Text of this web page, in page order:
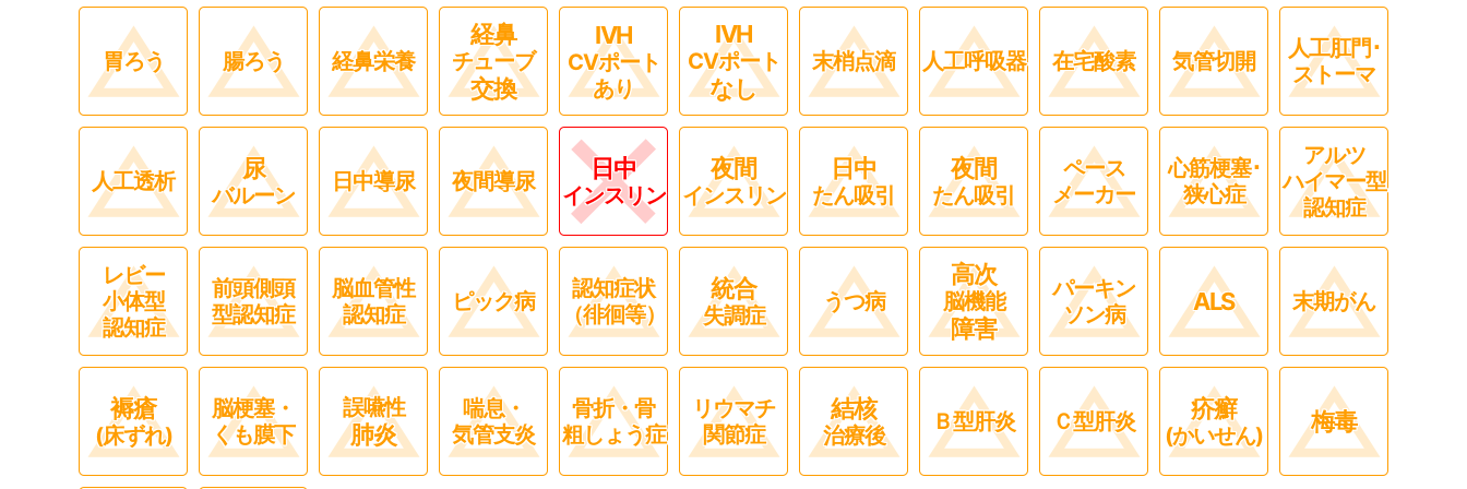
胃ろう 腸ろう 経鼻栄養
経鼻
チューブ
交換
IVH
CVポート
あり
IVH
CVポート
なし
末梢点滴 人工呼吸器 在宅酸素 気管切開
人工肛門･
ストーマ
人工透析 尿
バルーン
日中導尿 夜間導尿 日中
インスリン
夜間
インスリン
日中
たん吸引
夜間
たん吸引
ペース
メーカー
心筋梗塞･
狭心症
アルツ
ハイマー型
認知症
レビー
小体型
認知症
前頭側頭
型認知症
脳血管性
認知症
ピック病
認知症状
（徘徊等）
統合
失調症
うつ病
高次
脳機能
障害
パーキン
ソン病
ALS 末期がん
褥瘡
(床ずれ)
脳梗塞・
くも膜下
誤嚥性
肺炎
喘息・
気管支炎
骨折・骨
粗しょう症
リウマチ
関節症
結核
治療後
Ｂ型肝炎 Ｃ型肝炎 疥癬
(かいせん) 梅毒